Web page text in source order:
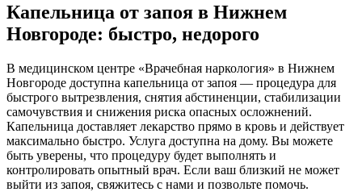
Капельница от запоя в Нижнем
Новгороде: быстро, недорого
В медицинском центре «Врачебная наркология» в Нижнем
Новгороде доступна капельница от запоя — процедура для
быстрого вытрезвления, снятия абстиненции, стабилизации
самочувствия и снижения риска опасных осложнений.
Капельница доставляет лекарство прямо в кровь и действует
максимально быстро. Услуга доступна на дому. Вы можете
быть уверены, что процедуру будет выполнять и
контролировать опытный врач. Если ваш близкий не может
выйти из запоя, свяжитесь с нами и позвольте помочь.